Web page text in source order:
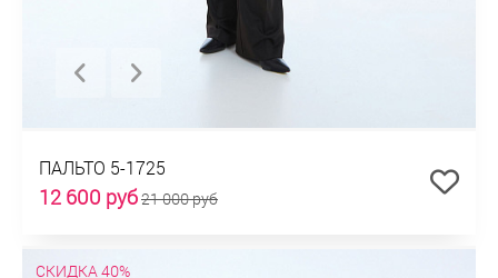
ПАЛЬТО 5-1725
12 600 руб21 000 руб
СКИДКА 40%